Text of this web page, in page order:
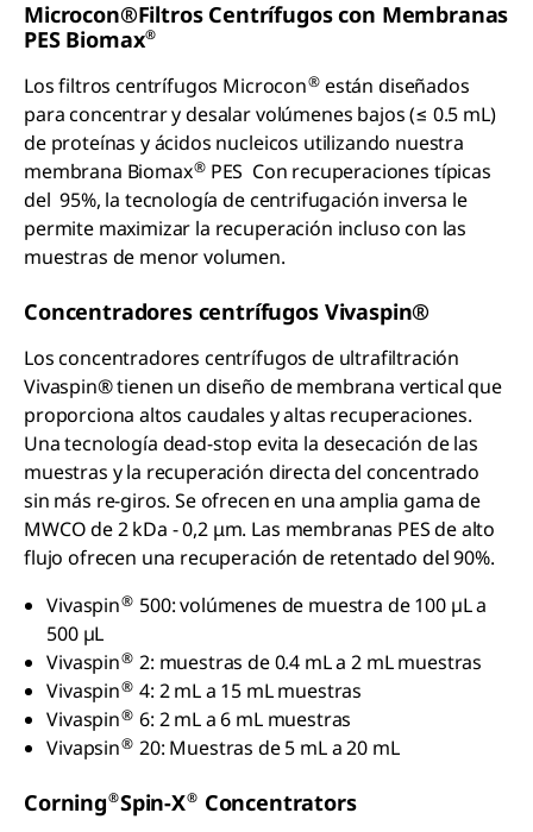
Microcon®Filtros Centrífugos con Membranas
PES Biomax®
Los filtros centrífugos Microcon® están diseñados
para concentrar y desalar volúmenes bajos (≤ 0.5 mL)
de proteínas y ácidos nucleicos utilizando nuestra
membrana Biomax® PES Con recuperaciones típicas
del 95%, la tecnología de centrifugación inversa le
permite maximizar la recuperación incluso con las
muestras de menor volumen.
Concentradores centrífugos Vivaspin®
Los concentradores centrífugos de ultrafiltración
Vivaspin® tienen un diseño de membrana vertical que
proporciona altos caudales y altas recuperaciones.
Una tecnología dead-stop evita la desecación de las
muestras y la recuperación directa del concentrado
sin más re-giros. Se ofrecen en una amplia gama de
MWCO de 2 kDa - 0,2 μm. Las membranas PES de alto
flujo ofrecen una recuperación de retentado del 90%.
Vivaspin® 500: volúmenes de muestra de 100 µL a
500 µL
Vivaspin® 2: muestras de 0.4 mL a 2 mL muestras
Vivaspin® 4: 2 mL a 15 mL muestras
Vivaspin® 6: 2 mL a 6 mL muestras
Vivapsin® 20: Muestras de 5 mL a 20 mL
Corning®Spin-X® Concentrators